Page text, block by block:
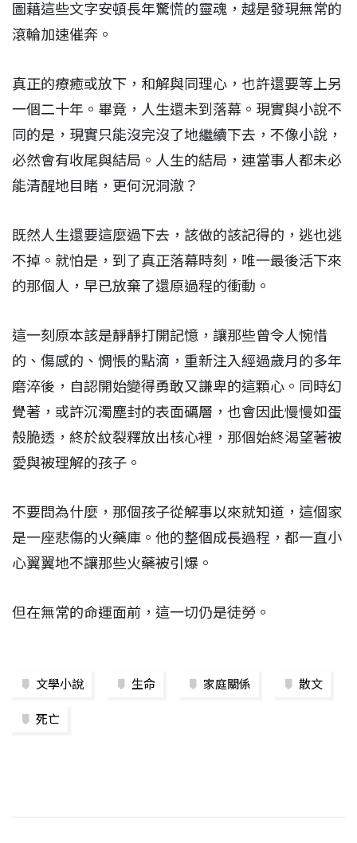
圖藉這些文字安頓長年驚慌的靈魂，越是發現無常的
滾輪加速催奔。
真正的療癒或放下，和解與同理心，也許還要等上另
一個二十年。畢竟，人生還未到落幕。現實與小說不
同的是，現實只能沒完沒了地繼續下去，不像小說，
必然會有收尾與結局。人生的結局，連當事人都未必
能清醒地目睹，更何況洞澈？
既然人生還要這麼過下去，該做的該記得的，逃也逃
不掉。就怕是，到了真正落幕時刻，唯一最後活下來
的那個人，早已放棄了還原過程的衝動。
這一刻原本該是靜靜打開記憶，讓那些曾令人惋惜
的、傷感的、惆悵的點滴，重新注入經過歲月的多年
磨淬後，自認開始變得勇敢又謙卑的這顆心。同時幻
覺著，或許沉濁塵封的表面礪層，也會因此慢慢如蛋
殼脆透，終於紋裂釋放出核心裡，那個始終渴望著被
愛與被理解的孩子。
不要問為什麼，那個孩子從解事以來就知道，這個家
是一座悲傷的火藥庫。他的整個成長過程，都一直小
心翼翼地不讓那些火藥被引爆。
但在無常的命運面前，這一切仍是徒勞。
文學小說 生命 家庭關係 散文
死亡